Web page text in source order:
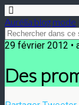
Aurélia blog mode
29 février 2012 •
Des